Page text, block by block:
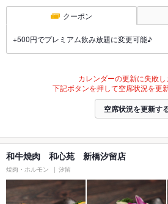
クーポン
+500円でプレミアム飲み放題に変更可能♪
カレンダーの更新に失敗し
下記ボタンを押して空席状況を更
空席状況を更新す
和牛焼肉 和心苑 新橋汐留店
焼肉・ホルモン 汐留